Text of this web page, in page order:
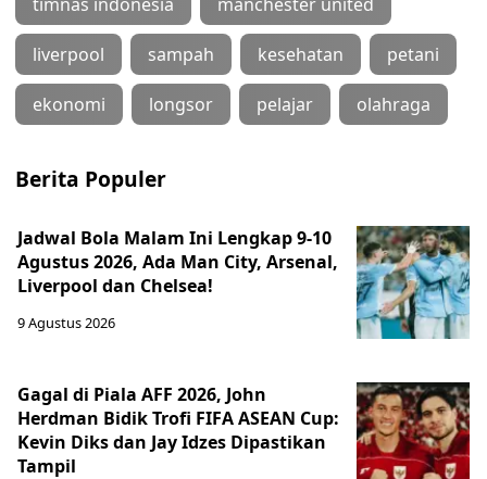
liverpool sampah kesehatan petani
ekonomi longsor pelajar olahraga
Berita Populer
Jadwal Bola Malam Ini Lengkap 9-10
Agustus 2026, Ada Man City, Arsenal,
Liverpool dan Chelsea!
9 Agustus 2026
Gagal di Piala AFF 2026, John
Herdman Bidik Trofi FIFA ASEAN Cup:
Kevin Diks dan Jay Idzes Dipastikan
Tampil